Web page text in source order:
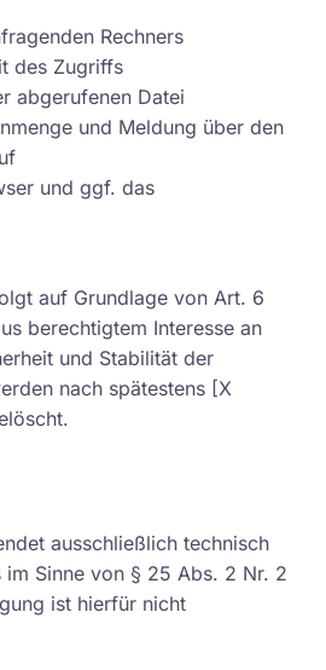
Rechners
des Zugriffs
abgerufenen Datei
und Meldung über den
und ggf. das
auf Grundlage von Art. 6
berechtigtem Interesse an
und Stabilität der
nach spätestens [X
ausschließlich technisch
Sinne von § 25 Abs. 2 Nr. 2
ist hierfür nicht